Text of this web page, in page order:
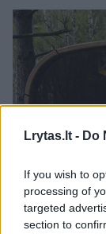
Lrytas.lt - Do
If you wish to
processing of
targeted
section to